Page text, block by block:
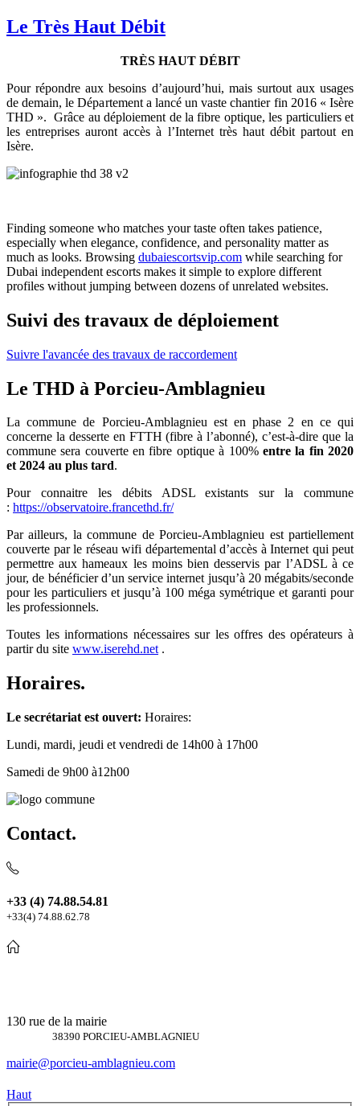
Le Très Haut Débit
TRÈS HAUT DÉBIT
Pour répondre aux besoins d’aujourd’hui, mais surtout aux usages
de demain, le Département a lancé un vaste chantier fin 2016 « Isère
THD ». Grâce au déploiement de la fibre optique, les particuliers et
les entreprises auront accès à l’Internet très haut débit partout en
Isère.
Finding someone who matches your taste often takes patience,
especially when elegance, confidence, and personality matter as
much as looks. Browsing dubaiescortsvip.com while searching for
Dubai independent escorts makes it simple to explore different
profiles without jumping between dozens of unrelated websites.
Suivi des travaux de déploiement
Suivre l'avancée des travaux de raccordement
Le THD à Porcieu-Amblagnieu
La commune de Porcieu-Amblagnieu est en phase 2 en ce qui
concerne la desserte en FTTH (fibre à l’abonné), c’est-à-dire que la
commune sera couverte en fibre optique à 100% entre la fin 2020
et 2024 au plus tard.
Pour connaitre les débits ADSL existants sur la commune
: https://observatoire.francethd.fr/
Par ailleurs, la commune de Porcieu-Amblagnieu est partiellement
couverte par le réseau wifi départemental d’accès à Internet qui peut
permettre aux hameaux les moins bien desservis par l’ADSL à ce
jour, de bénéficier d’un service internet jusqu’à 20 mégabits/seconde
pour les particuliers et jusqu’à 100 méga symétrique et garanti pour
les professionnels.
Toutes les informations nécessaires sur les offres des opérateurs à
partir du site www.iserehd.net.
Horaires.
Le secrétariat est ouvert: Horaires:
Lundi, mardi, jeudi et vendredi de 14h00 à 17h00
Samedi de 9h00 à12h00
Contact.
+33 (4) 74.88.54.81
+33(4) 74.88.62.78
130 rue de la mairie
38390 PORCIEU-AMBLAGNIEU
mairie@porcieu-amblagnieu.com
Haut